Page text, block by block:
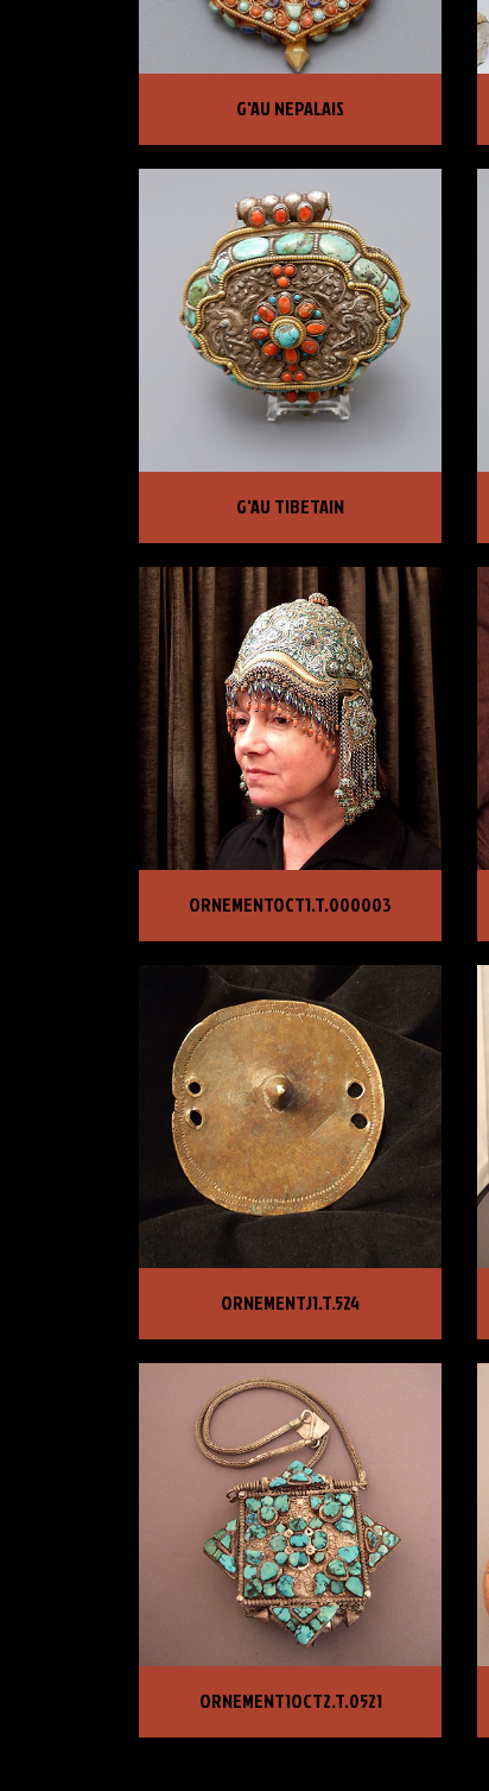
G'AU NEPALAIS
PRIX :3 750,00 €
G'AU NEPALAIS
G'AU TIBETAIN
PRIX :3 950,00 €
G'AU TIBETAIN
ORNEMENTOCT1.T.000003
PRIX :30 000,00 €
ORNEMENTOCT1.T.000003
ORNEMENTJ1.T.524
PRIX :425,00 €
ORNEMENTJ1.T.524
ORNEMENT1OCT2.T.0521
PRIX :1 250,00 €
ORNEMENT1OCT2.T.0521